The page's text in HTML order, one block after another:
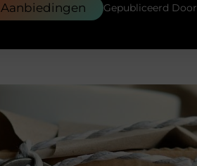
Aanbiedingen Gepubliceerd